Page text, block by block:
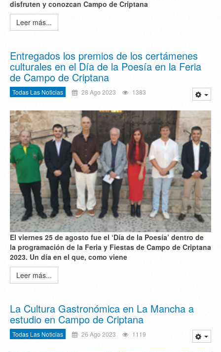
disfruten y conozcan Campo de Criptana
Leer más...
Entregados los premios de los certámenes
culturales en el Día de la Poesía en la Feria
de Campo de Criptana
Todas Las Noticias 28 Ago 2023 1383
El viernes 25 de agosto fue el ‘Día de la Poesía’ dentro de
la programación de la Feria y Fiestas de Campo de Criptana
2023. Un día en el que, como viene
Leer más...
La Cultura Gastronómica en La Mancha a
estudio en Campo de Criptana
Todas Las Noticias 26 Ago 2023 1119